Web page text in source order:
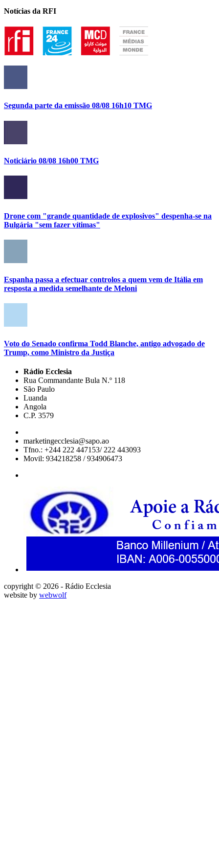
Notícias da RFI
Segunda parte da emissão 08/08 16h10 TMG
Noticiário 08/08 16h00 TMG
Drone com "grande quantidade de explosivos" despenha-se na
Bulgária "sem fazer vítimas"
Espanha passa a efectuar controlos a quem vem de Itália em
resposta a medida semelhante de Meloni
Voto do Senado confirma Todd Blanche, antigo advogado de
Trump, como Ministro da Justiça
Rádio Ecclesia
Rua Commandante Bula N.º 118
São Paulo
Luanda
Angola
C.P. 3579
marketingecclesia@sapo.ao
Tfno.: +244 222 447153/ 222 443093
Movil: 934218258 / 934906473
copyright © 2026 - Rádio Ecclesia
website by webwolf